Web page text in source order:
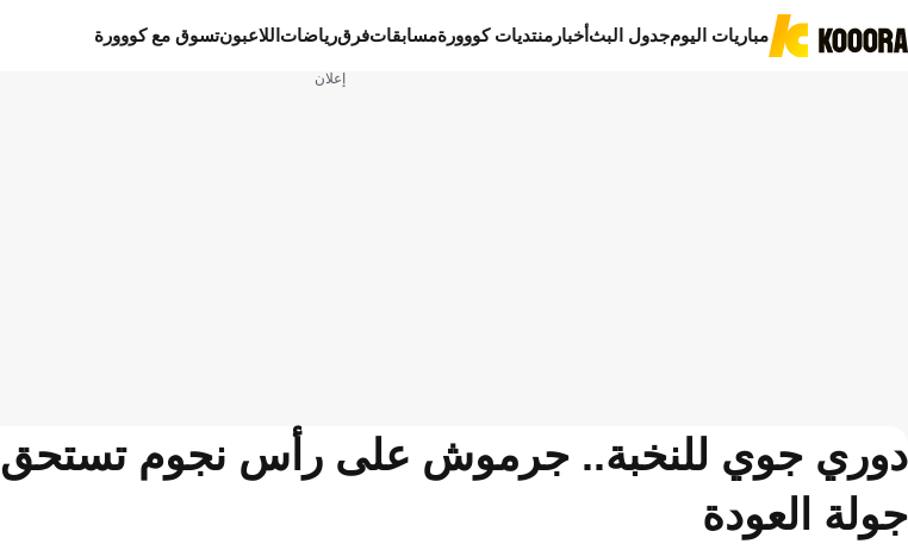
مباريات اليومجدول البثأخبار منتديات كووورةمسابقاتفرقرياضات اللاعبونتسوق مع كووورة
إعلان
دوري جوي للنخبة.. جرموش على رأس نجوم تستحق
جولة العودة